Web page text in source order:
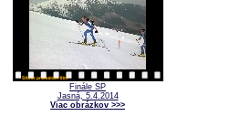
Finále SP
Jasná, 5.4.2014
Viac obrázkov >>>